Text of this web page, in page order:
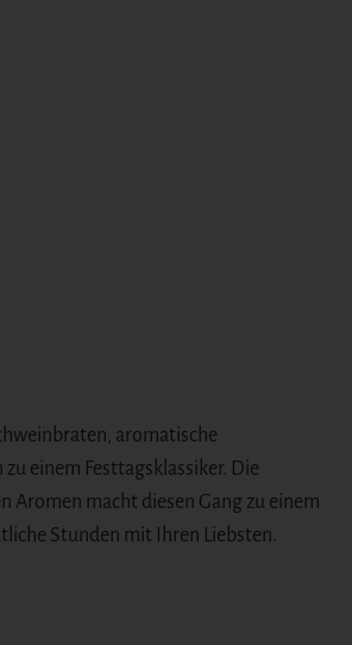
aromatische
einem Festtagsklassiker. Die
Aromen macht diesen Gang zu einem
Stunden mit Ihren Liebsten.